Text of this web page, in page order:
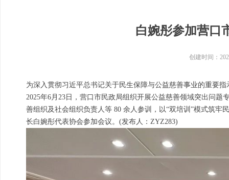
白婉彤参加营口
为深入贯彻习近平总书记关于民生保障与公益慈善事业的重要
2025年6月23日，营口市民政局组织开展公益慈善领域突出问
善组织及社会组织负责人等 80 余人参训，以“双培训”模式筑
长白婉彤代表协会参加会议。(发布人：ZYZ283)
创建时间：